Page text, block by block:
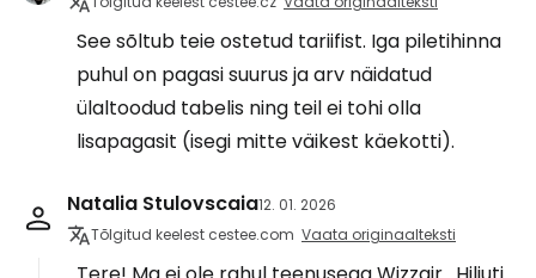
See sõltub teie ostetud tariifist. Iga piletihinna
puhul on pagasi suurus ja arv näidatud
ülaltoodud tabelis ning teil ei tohi olla
lisapagasit (isegi mitte väikest käekotti).
Natalia Stulovscaia12. 01. 2026
Tõlgitud keelest cestee.com Vaata originaalteksti